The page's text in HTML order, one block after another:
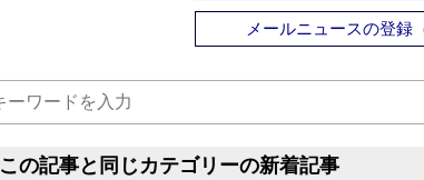
メールニュースの登録
この記事と同じカテゴリーの新着記事